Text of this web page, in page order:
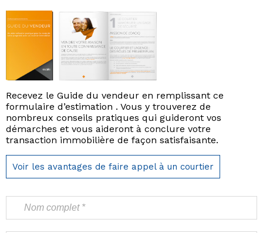
Recevez le Guide du vendeur en remplissant ce
formulaire d’estimation . Vous y trouverez de
nombreux conseils pratiques qui guideront vos
démarches et vous aideront à conclure votre
transaction immobilière de façon satisfaisante.
Voir les avantages de faire appel à un courtier